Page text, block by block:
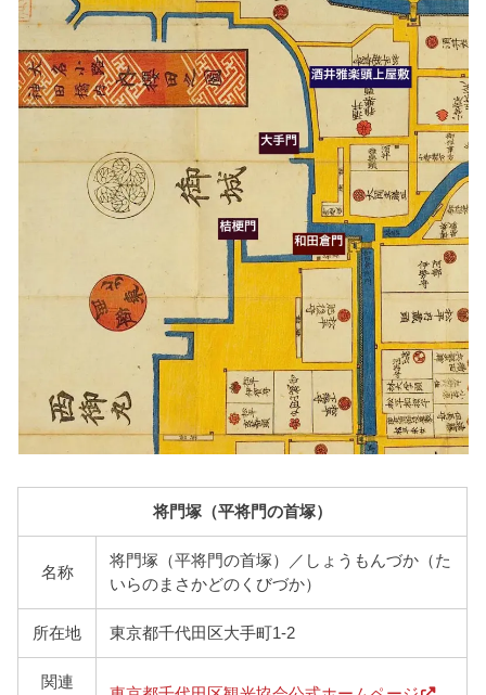
将門塚（平将門の首塚）
名称
将門塚（平将門の首塚）／しょうもんづか（た
いらのまさかどのくびづか）
所在地 東京都千代田区大手町1-2
関連